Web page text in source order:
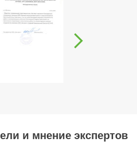
и мнение экспертов